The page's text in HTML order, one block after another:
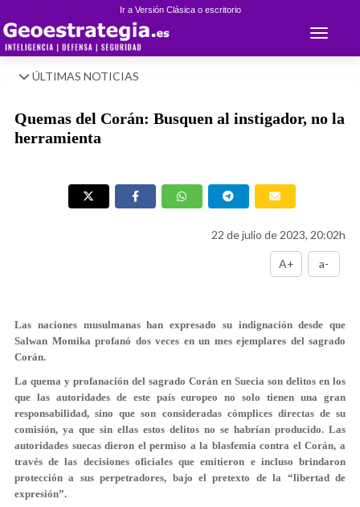
Ir a Versión Clásica o escritorio
Toggle
ÚLTIMAS NOTICIAS
Quemas del Corán: Busquen al instigador, no la
herramienta
22 de julio de 2023, 20:02h
A+ a-
Las naciones musulmanas han expresado su indignación desde que
Salwan Momika profanó dos veces en un mes ejemplares del sagrado
Corán.
La quema y profanación del sagrado Corán en Suecia son delitos en los
que las autoridades de este país europeo no solo tienen una gran
responsabilidad, sino que son consideradas cómplices directas de su
comisión, ya que sin ellas estos delitos no se habrían producido. Las
autoridades suecas dieron el permiso a la blasfemia contra el Corán, a
través de las decisiones oficiales que emitieron e incluso brindaron
protección a sus perpetradores, bajo el pretexto de la “libertad de
expresión”.